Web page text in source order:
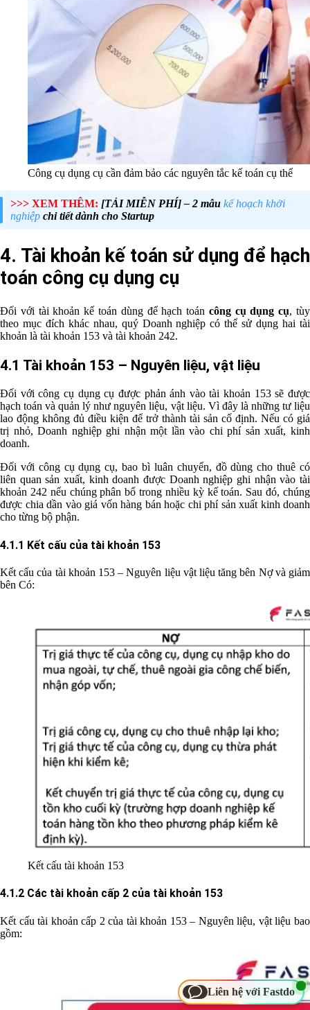
Công cụ dụng cụ cần đảm bảo các nguyên tắc kế toán cụ thể
>>> XEM THÊM: [TẢI MIỄN PHÍ] – 2 mẫu kế hoạch khởi
nghiệp chi tiết dành cho Startup
4. Tài khoản kế toán sử dụng để hạch
toán công cụ dụng cụ
Đối với tài khoản kế toán dùng để hạch toán công cụ dụng cụ, tùy
theo mục đích khác nhau, quý Doanh nghiệp có thể sử dụng hai tài
khoản là tài khoản 153 và tài khoản 242.
4.1 Tài khoản 153 – Nguyên liệu, vật liệu
Đối với công cụ dụng cụ được phản ánh vào tài khoản 153 sẽ được
hạch toán và quản lý như nguyên liệu, vật liệu. Vì đây là những tư liệu
lao động không đủ điều kiện để trở thành tài sản cố định. Nếu có giá
trị nhỏ, Doanh nghiệp ghi nhận một lần vào chi phí sản xuất, kinh
doanh.
Đối với công cụ dụng cụ, bao bì luân chuyển, đồ dùng cho thuê có
liên quan sản xuất, kinh doanh được Doanh nghiệp ghi nhận vào tài
khoản 242 nếu chúng phân bổ trong nhiều kỳ kế toán. Sau đó, chúng
được chia dần vào giá vốn hàng bán hoặc chi phí sản xuất kinh doanh
cho từng bộ phận.
4.1.1 Kết cấu của tài khoản 153
Kết cấu của tài khoản 153 – Nguyên liệu vật liệu tăng bên Nợ và giảm
bên Có:
Kết cấu tài khoản 153
4.1.2 Các tài khoản cấp 2 của tài khoản 153
Kết cấu tài khoản cấp 2 của tài khoản 153 – Nguyên liệu, vật liệu bao
gồm:
Liên hệ với Fastdo